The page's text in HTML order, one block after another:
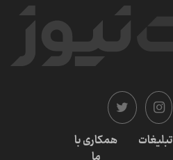
تبلیغات
همکاری با